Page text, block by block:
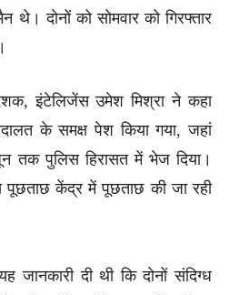
थे। दोनों को सोमवार को गिरफ्तार
इंटेलिजेंस उमेश मिश्रा ने कहा
के समक्ष पेश किया गया, जहां
तक पुलिस हिरासत में भेज दिया।
पूछताछ केंद्र में पूछताछ की जा रही
जानकारी दी थी कि दोनों संदिग्ध